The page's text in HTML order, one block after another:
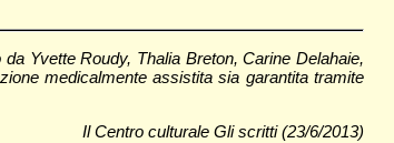
Yvette Roudy, Thalia Breton, Carine Delahaie,
medicalmente assistita sia garantita tramite
Il Centro culturale Gli scritti (23/6/2013)